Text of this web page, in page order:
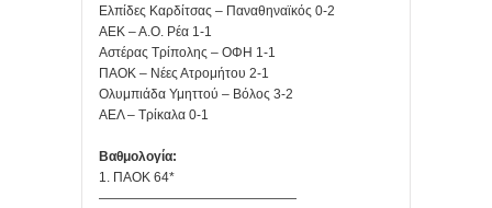
Ελπίδες Καρδίτσας – Παναθηναϊκός 0-2
ΑΕΚ – Α.Ο. Ρέα 1-1
Αστέρας Τρίπολης – ΟΦΗ 1-1
ΠΑΟΚ – Νέες Ατρομήτου 2-1
Ολυμπιάδα Υμηττού – Βόλος 3-2
ΑΕΛ – Τρίκαλα 0-1
Βαθμολογία:
1. ΠΑΟΚ 64*
———————————————